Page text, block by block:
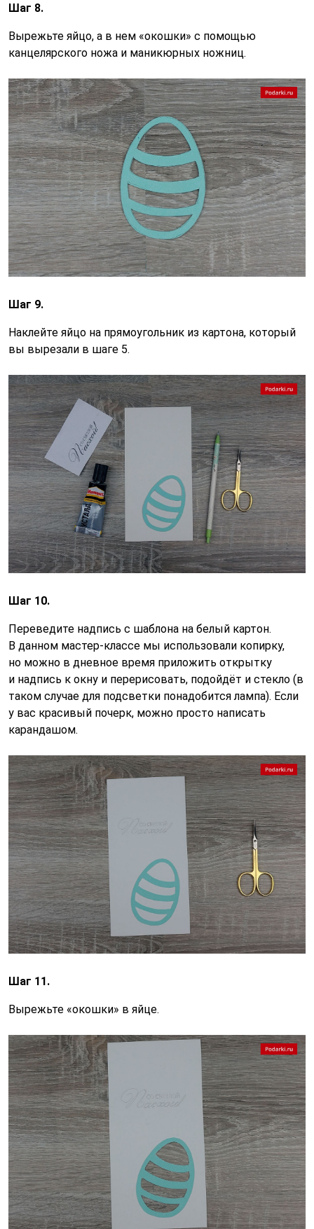
Шаг 8.
Вырежьте яйцо, а в нем «окошки» с помощью
канцелярского ножа и маникюрных ножниц.
Шаг 9.
Наклейте яйцо на прямоугольник из картона, который
вы вырезали в шаге 5.
Шаг 10.
Переведите надпись с шаблона на белый картон.
В данном мастер-классе мы использовали копирку,
но можно в дневное время приложить открытку
и надпись к окну и перерисовать, подойдёт и стекло (в
таком случае для подсветки понадобится лампа). Если
у вас красивый почерк, можно просто написать
карандашом.
Шаг 11.
Вырежьте «окошки» в яйце.